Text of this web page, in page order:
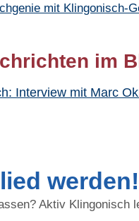
mit Klingonisch-
im
Interview mit Marc
werden!
Aktiv Klingonisch